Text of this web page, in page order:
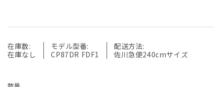
在庫数:
在庫なし
モデル型番:
CP87DR FDF1
配送方法:
佐川急便240cmサイズ